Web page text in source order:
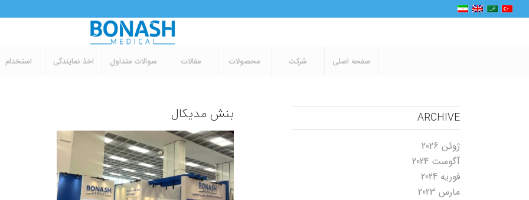
صفحه اصلی شرکت محصولات مقالات سوالات متداول اخذ نمایندگی استخدام
بنش مدیکال ARCHIVE
ژوئن 2026
آگوست 2024
فوریه 2024
مارس 2023